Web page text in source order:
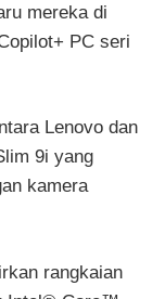
mereka di
PC seri
Lenovo dan
9i yang
kamera
rangkaian